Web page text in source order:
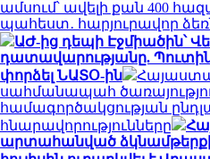
ամսում՝ ավելի քան 400
պահեստ․ հարյուրավոր
ԱԺ-ից դեպի Էջմիածին՝
դատավարությանը.
փորձել ՆԱՏՕ-ին
սահմանապահ
համագործակցության
հնարավորությունները
արտահանված ձկնամթերքի